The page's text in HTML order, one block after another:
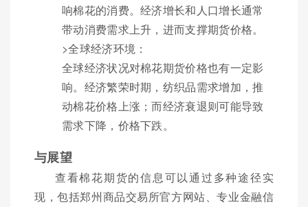
响棉花的消费。经济增长和人口增长通常
带动消费需求上升，进而支撑期货价格。
>全球经济环境：
全球经济状况对棉花期货价格也有一定影
响。经济繁荣时期，纺织品需求增加，推
动棉花价格上涨；而经济衰退则可能导致
需求下降，价格下跌。
与展望
查看棉花期货的信息可以通过多种途径实
现，包括郑州商品交易所官方网站、专业金融信